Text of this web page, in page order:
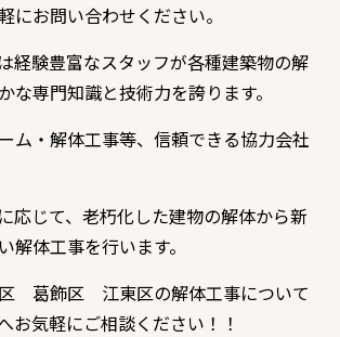
にお問い合わせください。
経験豊富なスタッフが各種建築物の解
な専門知識と技術力を誇ります。
ム・解体工事等、信頼できる協力会社
応じて、老朽化した建物の解体から新
解体工事を行います。
葛飾区 江東区の解体工事について
お気軽にご相談ください！！